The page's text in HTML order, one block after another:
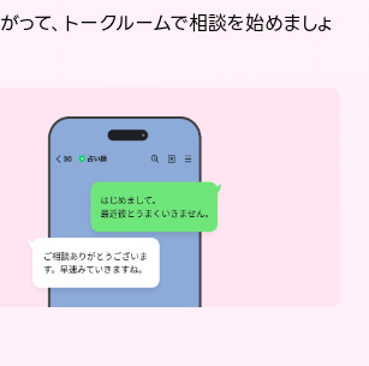
って、トークルームで相談を始めましょ